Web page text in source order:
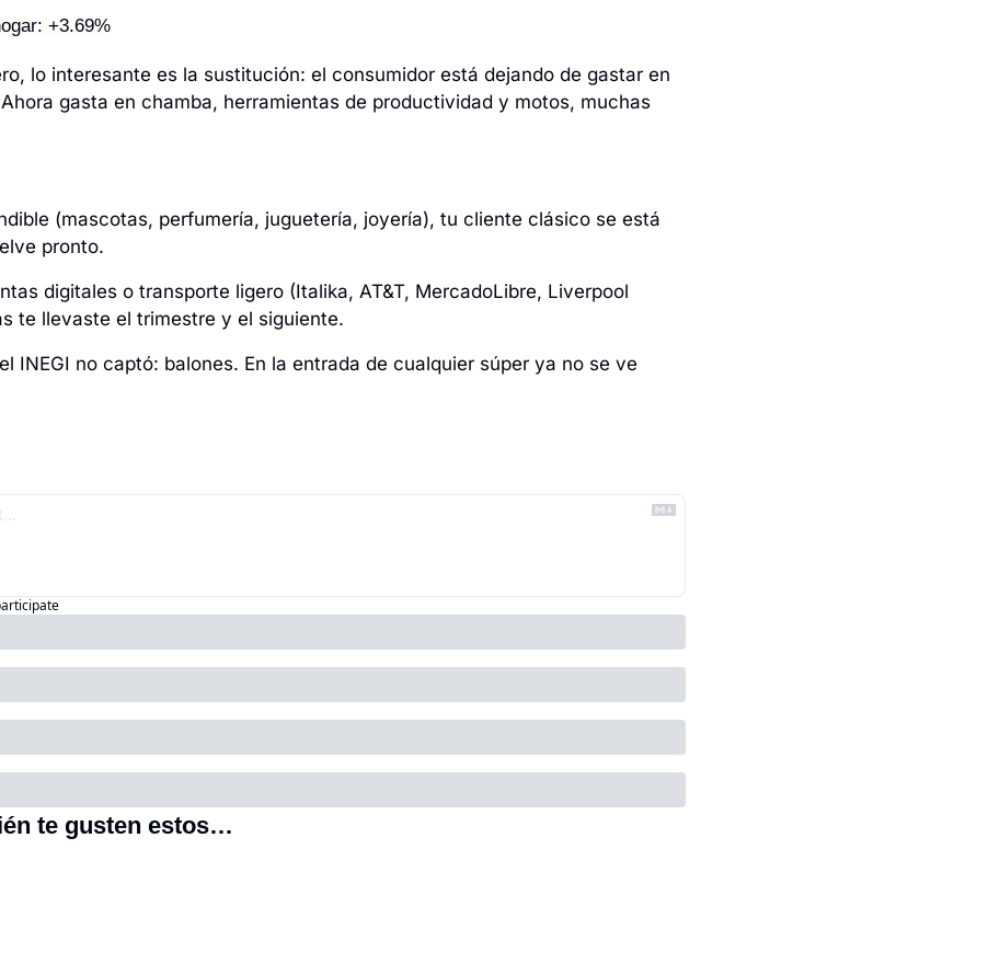
+3.69%
lo interesante es la sustitución: el consumidor está dejando de gastar en
gasta en chamba, herramientas de productividad y motos, muchas
(mascotas, perfumería, juguetería, joyería), tu cliente clásico se está
pronto.
digitales o transporte ligero (Italika, AT&T, MercadoLibre, Liverpool
te llevaste el trimestre y el siguiente.
INEGI no captó: balones. En la entrada de cualquier súper ya no se ve
te gusten estos…